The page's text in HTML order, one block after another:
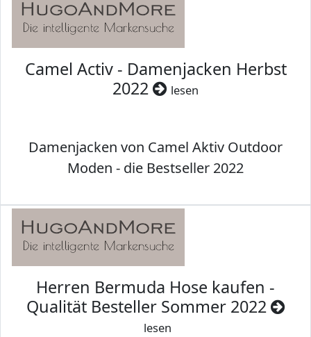
Camel Activ - Damenjacken Herbst
2022
lesen
Damenjacken von Camel Aktiv Outdoor
Moden - die Bestseller 2022
Herren Bermuda Hose kaufen -
Qualität Besteller Sommer 2022
lesen